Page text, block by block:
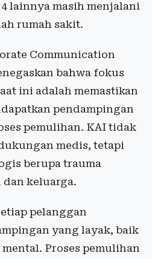
lainnya masih menjalani
rumah sakit.
Communication
bahwa fokus
ini adalah memastikan
pendampingan
pemulihan. KAI tidak
medis, tetapi
berupa trauma
keluarga.
pelanggan
yang layak, baik
Proses pemulihan